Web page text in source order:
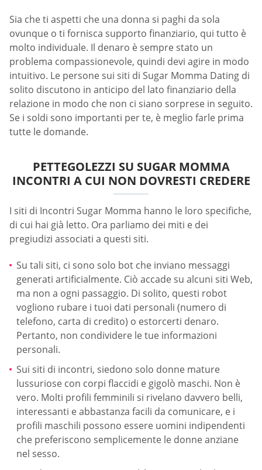
Sia che ti aspetti che una donna si paghi da sola
ovunque o ti fornisca supporto finanziario, qui tutto è
molto individuale. Il denaro è sempre stato un
problema compassionevole, quindi devi agire in modo
intuitivo. Le persone sui siti di Sugar Momma Dating di
solito discutono in anticipo del lato finanziario della
relazione in modo che non ci siano sorprese in seguito.
Se i soldi sono importanti per te, è meglio farle prima
tutte le domande.
PETTEGOLEZZI SU SUGAR MOMMA
INCONTRI A CUI NON DOVRESTI CREDERE
I siti di Incontri Sugar Momma hanno le loro specifiche,
di cui hai già letto. Ora parliamo dei miti e dei
pregiudizi associati a questi siti.
Su tali siti, ci sono solo bot che inviano messaggi
generati artificialmente. Ciò accade su alcuni siti Web,
ma non a ogni passaggio. Di solito, questi robot
vogliono rubare i tuoi dati personali (numero di
telefono, carta di credito) o estorcerti denaro.
Pertanto, non condividere le tue informazioni
personali.
Sui siti di incontri, siedono solo donne mature
lussuriose con corpi flaccidi e gigolò maschi. Non è
vero. Molti profili femminili si rivelano davvero belli,
interessanti e abbastanza facili da comunicare, e i
profili maschili possono essere uomini indipendenti
che preferiscono semplicemente le donne anziane
nel sesso.